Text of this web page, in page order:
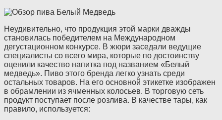
Неудивительно, что продукция этой марки дважды
становилась победителем на Международном
дегустационном конкурсе. В жюри заседали ведущие
специалисты со всего мира, которые по достоинству
оценили качество напитка под названием «Белый
медведь». Пиво этого бренда легко узнать среди
остальных товаров. На его основной этикетке изображен
в обрамлении из ячменных колосьев. В торговую сеть
продукт поступает после розлива. В качестве тары, как
правило, используется: